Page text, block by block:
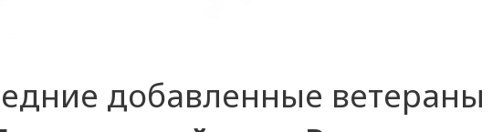
добавленные ветераны